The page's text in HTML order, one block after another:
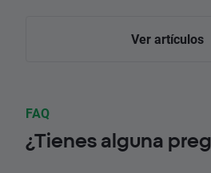
Ver artículos
FAQ
¿Tienes alguna